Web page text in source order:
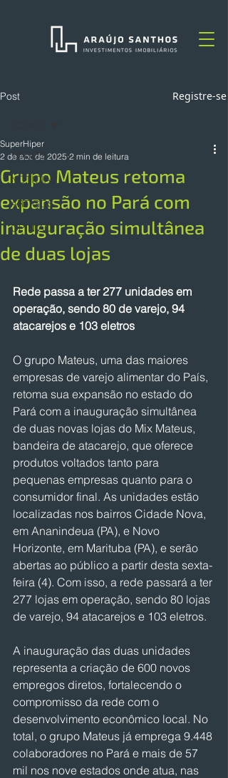
Post Registre-se
TODOS
NOTÍCIAS
ARTIGOS
OPINIÃO
Grupo Mateus retoma
expansão no Pará com
inauguração simultânea
de duas lojas
SuperHiper
2 de abr. de 2025 2 min de leitura
Rede passa a ter 277 unidades em
operação, sendo 80 de varejo, 94
atacarejos e 103 eletros
O grupo Mateus, uma das maiores
empresas de varejo alimentar do País,
retoma sua expansão no estado do
Pará com a inauguração simultânea
de duas novas lojas do Mix Mateus,
bandeira de atacarejo, que oferece
produtos voltados tanto para
pequenas empresas quanto para o
consumidor final. As unidades estão
localizadas nos bairros Cidade Nova,
em Ananindeua (PA), e Novo
Horizonte, em Marituba (PA), e serão
abertas ao público a partir desta sexta-
feira (4). Com isso, a rede passará a ter
277 lojas em operação, sendo 80 lojas
de varejo, 94 atacarejos e 103 eletros.
A inauguração das duas unidades
representa a criação de 600 novos
empregos diretos, fortalecendo o
compromisso da rede com o
desenvolvimento econômico local. No
total, o grupo Mateus já emprega 9.448
colaboradores no Pará e mais de 57
mil nos nove estados onde atua, nas